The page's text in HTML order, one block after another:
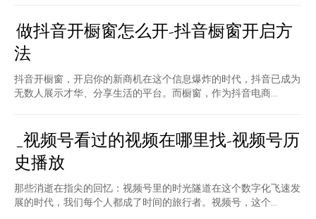
做抖音开橱窗怎么开-抖音橱窗开启方
法
抖音开橱窗，开启你的新商机在这个信息爆炸的时代，抖音已成为
无数人展示才华、分享生活的平台。而橱窗，作为抖音电商...
_视频号看过的视频在哪里找-视频号历
史播放
那些消逝在指尖的回忆：视频号里的时光隧道在这个数字化飞速发
展的时代，我们每个人都成了时间的旅行者。视频号，这个...